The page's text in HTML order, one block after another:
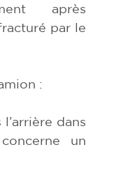
après
par le
:
dans
un